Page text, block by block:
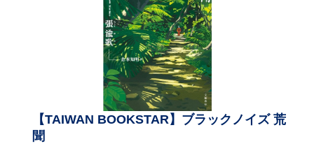
【TAIWAN BOOKSTAR】ブラックノイズ 荒
聞